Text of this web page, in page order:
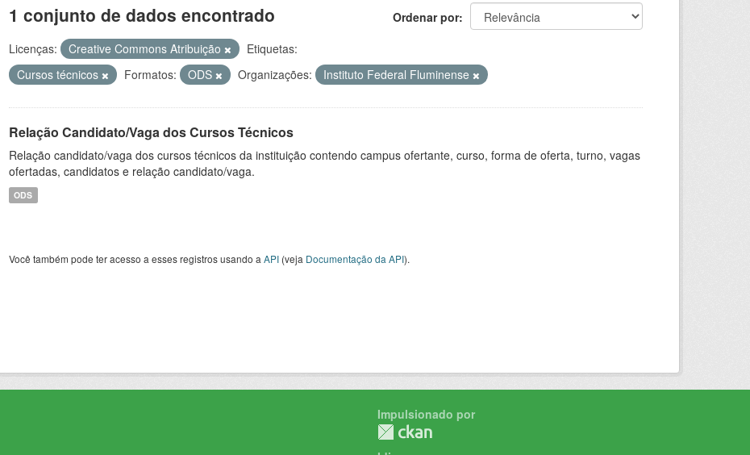
Ordenar por
1 conjunto de dados encontrado
Licenças: Creative Commons Atribuição
Etiquetas:
Cursos técnicos
Formatos: ODS Organizações: Instituto Federal Fluminense
Relação Candidato/Vaga dos Cursos Técnicos
Relação candidato/vaga dos cursos técnicos da instituição contendo campus ofertante, curso, forma de oferta, turno, vagas
ofertadas, candidatos e relação candidato/vaga.
ODS
Você também pode ter acesso a esses registros usando a API (veja Documentação da API).
Impulsionado por